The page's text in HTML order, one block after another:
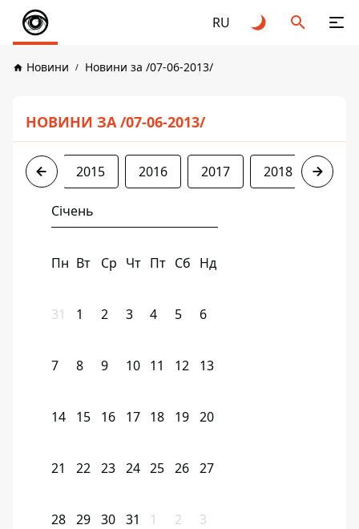
RU
Новини Новини за /07-06-2013/
НОВИНИ ЗА /07-06-2013/
2013 2015 2016 2017 2018 2019
Січень
Пн Вт Ср Чт Пт Сб Нд
31 1 2 3 4 5 6
7 8 9 10 11 12 13
14 15 16 17 18 19 20
21 22 23 24 25 26 27
28 29 30 31 1 2 3